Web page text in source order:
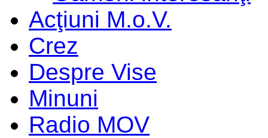
Acţiuni M.o.V.
Crez
Despre Vise
Minuni
Radio MOV